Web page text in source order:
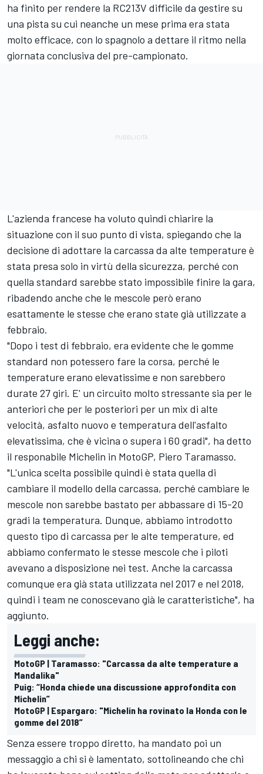
ha finito per rendere la RC213V difficile da gestire su
una pista su cui neanche un mese prima era stata
molto efficace, con lo spagnolo a dettare il ritmo nella
giornata conclusiva del pre-campionato.
L'azienda francese ha voluto quindi chiarire la
situazione con il suo punto di vista, spiegando che la
decisione di adottare la carcassa da alte temperature è
stata presa solo in virtù della sicurezza, perché con
quella standard sarebbe stato impossibile finire la gara,
ribadendo anche che le mescole però erano
esattamente le stesse che erano state già utilizzate a
febbraio.
"Dopo i test di febbraio, era evidente che le gomme
standard non potessero fare la corsa, perché le
temperature erano elevatissime e non sarebbero
durate 27 giri. E' un circuito molto stressante sia per le
anteriori che per le posteriori per un mix di alte
velocità, asfalto nuovo e temperatura dell'asfalto
elevatissima, che è vicina o supera i 60 gradi", ha detto
il responabile Michelin in MotoGP, Piero Taramasso.
"L'unica scelta possibile quindi è stata quella di
cambiare il modello della carcassa, perché cambiare le
mescole non sarebbe bastato per abbassare di 15-20
gradi la temperatura. Dunque, abbiamo introdotto
questo tipo di carcassa per le alte temperature, ed
abbiamo confermato le stesse mescole che i piloti
avevano a disposizione nei test. Anche la carcassa
comunque era già stata utilizzata nel 2017 e nel 2018,
quindi i team ne conoscevano già le caratteristiche", ha
aggiunto.
Leggi anche:
MotoGP | Taramasso: "Carcassa da alte temperature a
Mandalika"
Puig: “Honda chiede una discussione approfondita con
Michelin”
MotoGP | Espargaro: "Michelin ha rovinato la Honda con le
gomme del 2018”
Senza essere troppo diretto, ha mandato poi un
messaggio a chi si è lamentato, sottolineando che chi